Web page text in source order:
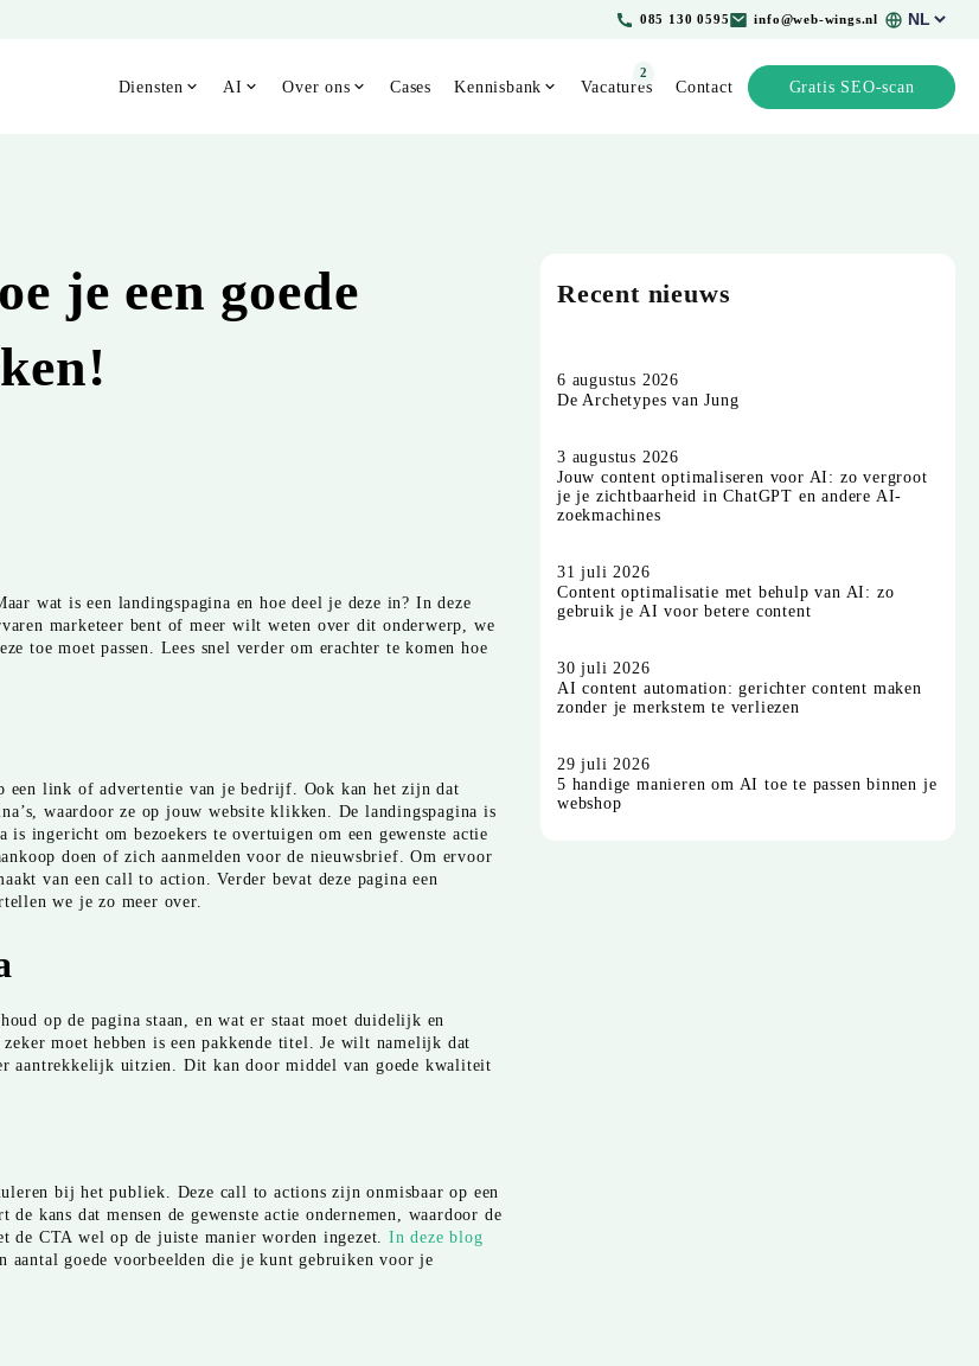
085 130 0595 info@web-wings.nl
Kies
taal
Diensten
AI Over ons Cases Kennisbank Vacatures
2
Contact Gratis SEO-scan
je een goede
wat is een landingspagina en hoe deel je deze in? In deze
marketeer bent of meer wilt weten over dit onderwerp, we
toe moet passen. Lees snel verder om erachter te komen hoe
een link of advertentie van je bedrijf. Ook kan het zijn dat
waardoor ze op jouw website klikken. De landingspagina is
ingericht om bezoekers te overtuigen om een gewenste actie
doen of zich aanmelden voor de nieuwsbrief. Om ervoor
van een call to action. Verder bevat deze pagina een
we je zo meer over.
op de pagina staan, en wat er staat moet duidelijk en
moet hebben is een pakkende titel. Je wilt namelijk dat
aantrekkelijk uitzien. Dit kan door middel van goede kwaliteit
bij het publiek. Deze call to actions zijn onmisbaar op een
kans dat mensen de gewenste actie ondernemen, waardoor de
CTA wel op de juiste manier worden ingezet. In deze blog
aantal goede voorbeelden die je kunt gebruiken voor je
Recent nieuws
6 augustus 2026
De Archetypes van Jung
3 augustus 2026
Jouw content optimaliseren voor AI: zo vergroot
je je zichtbaarheid in ChatGPT en andere AI-
zoekmachines
31 juli 2026
Content optimalisatie met behulp van AI: zo
gebruik je AI voor betere content
30 juli 2026
AI content automation: gerichter content maken
zonder je merkstem te verliezen
29 juli 2026
5 handige manieren om AI toe te passen binnen je
webshop